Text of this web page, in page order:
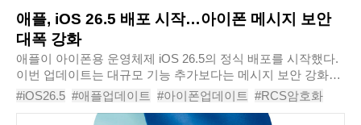
애플, iOS 26.5 배포 시작…아이폰 메시지 보안
대폭 강화
애플이 아이폰용 운영체제 iOS 26.5의 정식 배포를 시작했다.
이번 업데이트는 대규모 기능 추가보다는 메시지 보안 강화와
지도 앱 개선, 시스템 안정성 향상에 초점을 맞춘 마이너 업데
이트 성격이 강하다. 가장 큰 변화는..
#iOS26.5 #애플업데이트 #아이폰업데이트 #RCS암호화
#애플메시지 #iMessage #애플지도 #아이폰보안업데이트